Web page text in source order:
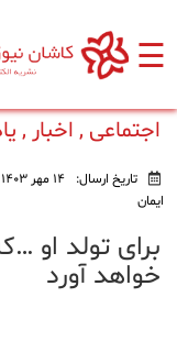
☰
اصلی
اجتماعی
فرهنگ
و
اجتماعی , اخبار ,
تاریخ ارسال: 14 مهر 1403
ایمان
برای تولد او
خواهد آورد